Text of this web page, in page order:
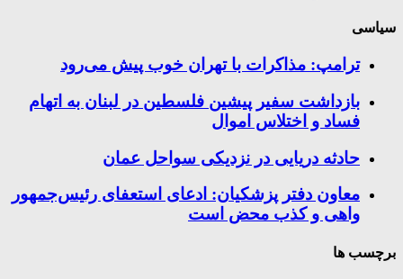
سیاسی
ترامپ: مذاکرات با تهران خوب پیش می‌رود
بازداشت سفیر پیشین فلسطین در لبنان به اتهام
فساد و اختلاس اموال
حادثه دریایی در نزدیکی سواحل عمان
معاون دفتر پزشکیان: ادعای استعفای رئیس‌جمهور
واهی و کذب محض است
برچسب ها